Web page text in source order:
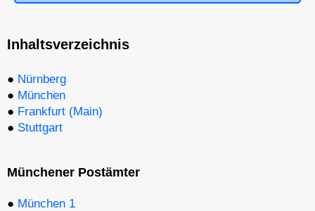
Inhaltsverzeichnis
● Nürnberg
● München
● Frankfurt (Main)
● Stuttgart
Münchener Postämter
● München 1